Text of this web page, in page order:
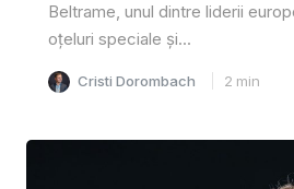
Beltrame, unul dintre liderii
oțeluri speciale și...
Cristi Dorombach 2 min